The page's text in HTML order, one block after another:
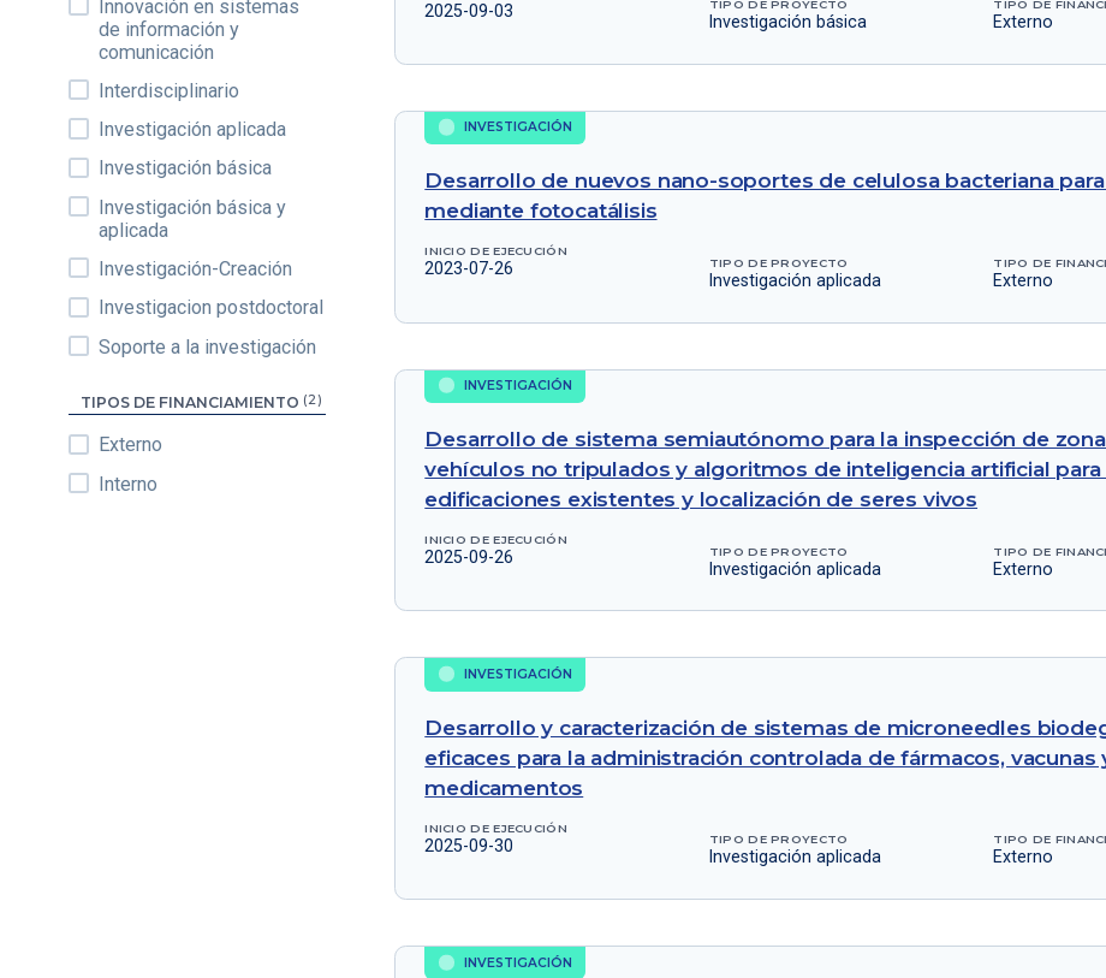
Innovación en sistemas
de información y
comunicación
Interdisciplinario
Investigación aplicada
Investigación básica
Investigación básica y
aplicada
Investigación-Creación
Investigacion postdoctoral
Soporte a la investigación
TIPOS DE FINANCIAMIENTO (2)
Externo
Interno
2025-09-03 TIPO DE PROYECTO
Investigación básica
TIPO DE
Externo
INVESTIGACIÓN
Desarrollo de nuevos nano-soportes de celulosa bacteriana
mediante fotocatálisis
INICIO DE EJECUCIÓN
2023-07-26 TIPO DE PROYECTO
Investigación aplicada
TIPO DE
Externo
INVESTIGACIÓN
Desarrollo de sistema semiautónomo para la inspección de
vehículos no tripulados y algoritmos de inteligencia artificial
edificaciones existentes y localización de seres vivos
INICIO DE EJECUCIÓN
2025-09-26 TIPO DE PROYECTO
Investigación aplicada
TIPO DE
Externo
INVESTIGACIÓN
Desarrollo y caracterización de sistemas de microneedles
eficaces para la administración controlada de fármacos,
medicamentos
INICIO DE EJECUCIÓN
2025-09-30 TIPO DE PROYECTO
Investigación aplicada
TIPO DE
Externo
INVESTIGACIÓN